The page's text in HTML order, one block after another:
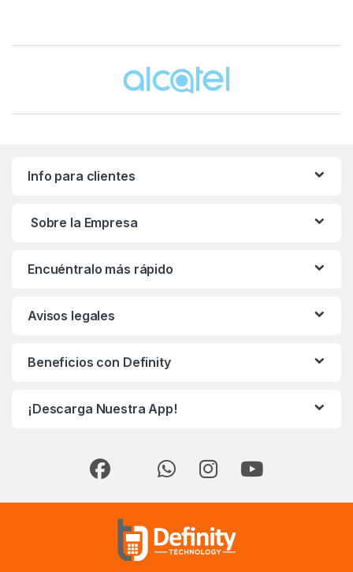
Brands Carousel
Info para clientes
Sobre la Empresa
Encuéntralo más rápido
Avisos legales
Beneficios con Definity
¡Descarga Nuestra App!